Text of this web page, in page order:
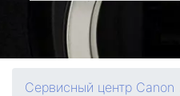
Сервисный центр Canon